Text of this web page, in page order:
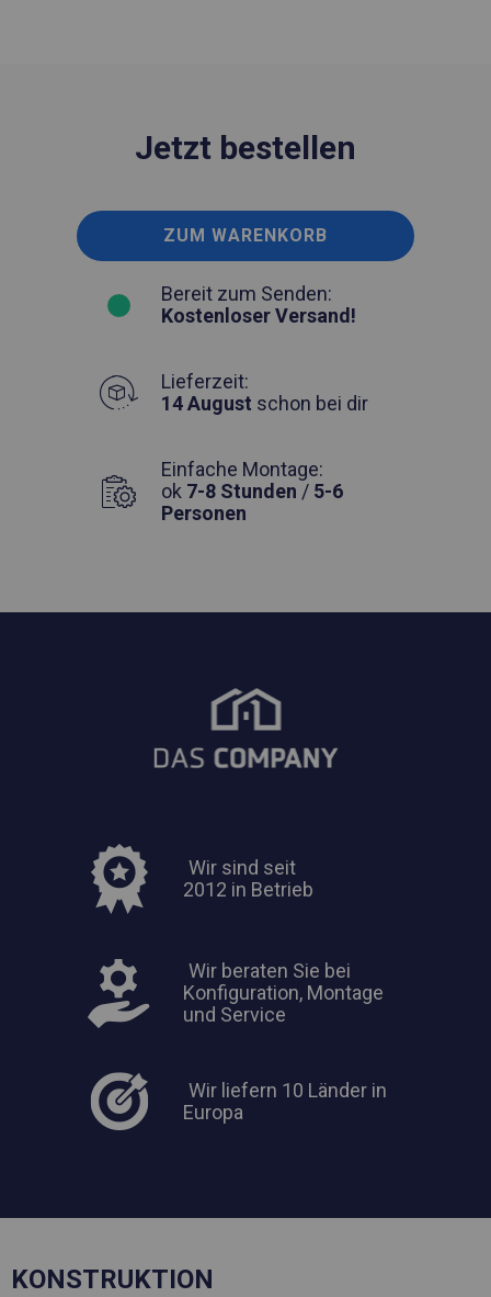
Jetzt bestellen
ZUM WARENKORB
Bereit zum Senden:
Kostenloser Versand!
Lieferzeit:
14 August schon bei dir
Einfache Montage:
ok 7-8 Stunden / 5-6
Personen
Wir sind seit
2012 in Betrieb
Wir beraten Sie bei
Konfiguration, Montage
und Service
Wir liefern 10 Länder in
Europa
KONSTRUKTION